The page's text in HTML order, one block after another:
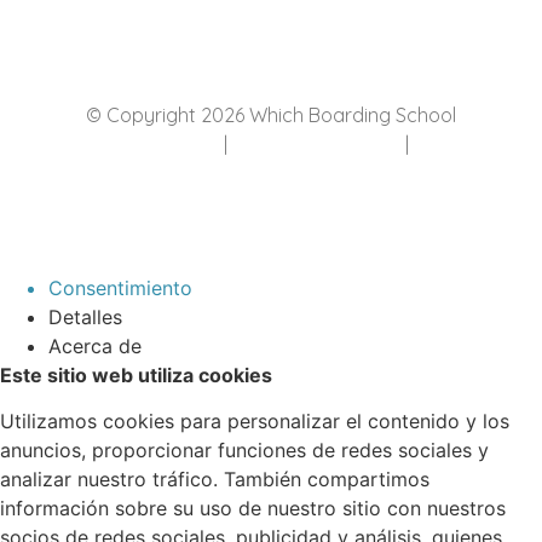
© Copyright 2026 Which Boarding School
| |
Consentimiento
Detalles
Acerca de
Este sitio web utiliza cookies
Utilizamos cookies para personalizar el contenido y los
anuncios, proporcionar funciones de redes sociales y
analizar nuestro tráfico. También compartimos
información sobre su uso de nuestro sitio con nuestros